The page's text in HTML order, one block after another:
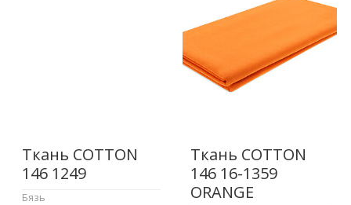
Ткань COTTON
146 1249
Бязь
Ткань COTTON
146 16-1359
ORANGE